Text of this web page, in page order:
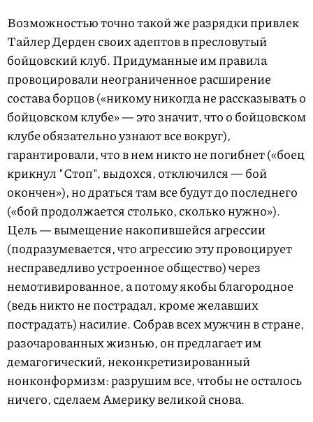
Возможностью точно такой же разрядки привлек
Тайлер Дерден своих адептов в пресловутый
бойцовский клуб. Придуманные им правила
провоцировали неограниченное расширение
состава борцов («никому никогда не рассказывать о
бойцовском клубе» — это значит, что о бойцовском
клубе обязательно узнают все вокруг),
гарантировали, что в нем никто не погибнет («боец
крикнул "Стоп", выдохся, отключился — бой
окончен»), но драться там все будут до последнего
(«бой продолжается столько, сколько нужно»).
Цель — вымещение накопившейся агрессии
(подразумевается, что агрессию эту провоцирует
несправедливо устроенное общество) через
немотивированное, а потому якобы благородное
(ведь никто не пострадал, кроме желавших
пострадать) насилие. Собрав всех мужчин в стране,
разочарованных жизнью, он предлагает им
демагогический, неконкретизированный
нонконформизм: разрушим все, чтобы не осталось
ничего, сделаем Америку великой снова.